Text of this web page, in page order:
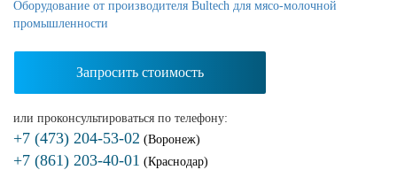
Оборудование от производителя Bultech для мясо-молочной
промышленности
Запросить стоимость
или проконсультироваться по телефону:
+7 (473) 204-53-02 (Воронеж)
+7 (861) 203-40-01 (Краснодар)